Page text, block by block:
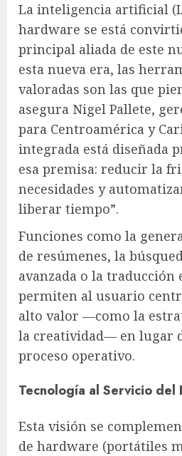
La inteligencia artificial
hardware se está
principal aliada de este
esta nueva era, las
valoradas son las que
asegura Nigel Pallete,
para Centroamérica y
integrada está diseñada
esa premisa: reducir la
necesidades y
liberar tiempo”.
Funciones como la
de resúmenes, la
avanzada o la
permiten al usuario
alto valor —como la
la creatividad— en lugar
proceso operativo.
Tecnología al Servicio del
Esta visión se
de hardware (portátiles